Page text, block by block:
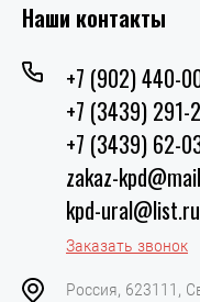
Наши контакты
+7 (902) 440-
+7 (3439) 291-
+7 (3439) 62-
zakaz-
kpd-ural@list.ru
Заказать звонок
Россия, 623111,